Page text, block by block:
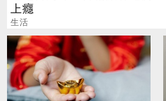
上癮
生活